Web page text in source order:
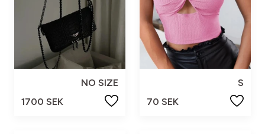
NO SIZE
1700 SEK
S
70 SEK